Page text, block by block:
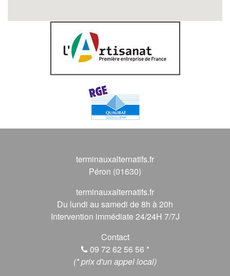
terminauxalternatifs.fr
Péron (01630)
terminauxalternatifs.fr
Du lundi au samedi de 8h à 20h
Intervention immédiate 24/24H 7/7J
Contact
09 72 62 56 56 *
(* prix d'un appel local)